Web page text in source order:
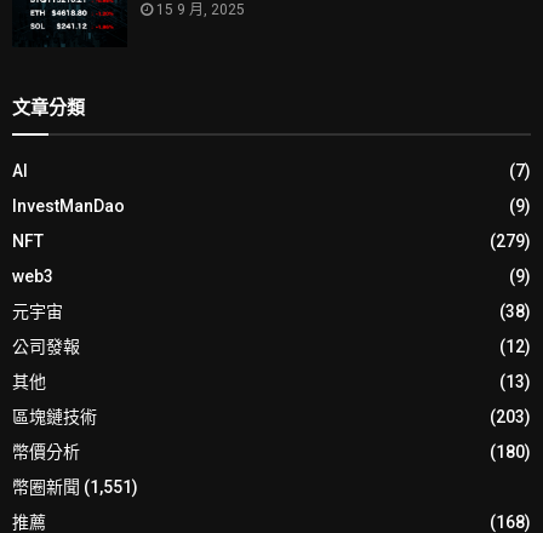
15 9 月, 2025
文章分類
AI
(7)
InvestManDao
(9)
NFT
(279)
web3
(9)
元宇宙
(38)
公司發報
(12)
其他
(13)
區塊鏈技術
(203)
幣價分析
(180)
幣圈新聞 (1,551)
推薦
(168)